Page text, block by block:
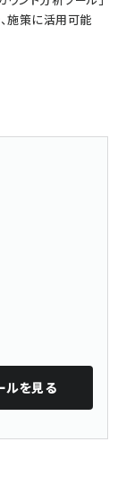
施策に活用可能
ルを見る